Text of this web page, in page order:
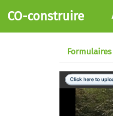
Aller au contenu principal
CO-construire
Formulaires